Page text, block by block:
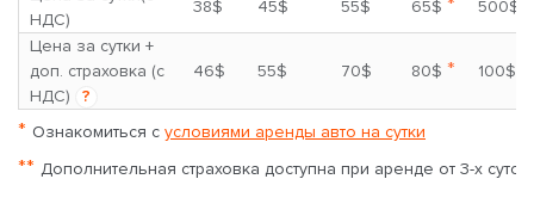
НДС)
38$ 45$ 55$ 65$ *
500$
Цена за сутки +
доп. страховка (с
НДС)
?
46$ 55$ 70$ 80$ * 100$
* Ознакомиться с условиями аренды авто на сутки
** Дополнительная страховка доступна при аренде от 3-х суток